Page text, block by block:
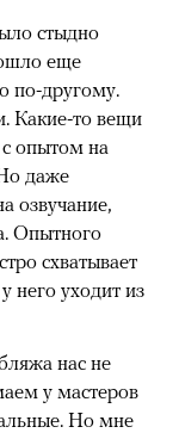
стыдно
еще
по-другому.
Какие-то вещи
опытом на
даже
озвучание,
Опытного
схватывает
него уходит из
нас не
у мастеров
Но мне